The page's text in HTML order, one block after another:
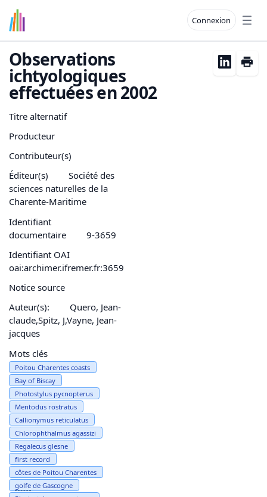
Connexion
Observations
ichtyologiques
effectuées en 2002
Titre alternatif
Producteur
Contributeur(s)
Éditeur(s)
Société des
sciences naturelles de la
Charente-Maritime
Identifiant
documentaire
9-3659
Identifiant OAI
oai:archimer.ifremer.fr:3659
Notice source
Auteur(s):
Quero, Jean-
claude,Spitz, J,Vayne, Jean-
jacques
Mots clés
Poitou Charentes coasts
Bay of Biscay
Photostylus pycnopterus
Mentodus rostratus
Callionymus reticulatus
Chlorophthalmus agassizi
Regalecus glesne
first record
côtes de Poitou Charentes
golfe de Gascogne